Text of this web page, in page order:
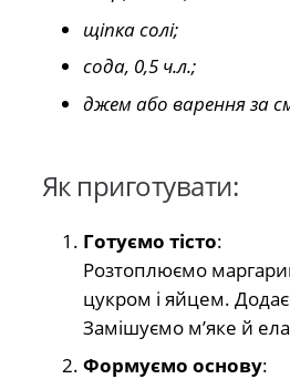
щіпка солі;
сода, 0,5 ч.л.;
джем або варення за
Як приготувати:
Готуємо тісто:
Розтоплюємо
цукром і яйцем.
Замішуємо м’яке й
Формуємо основу: